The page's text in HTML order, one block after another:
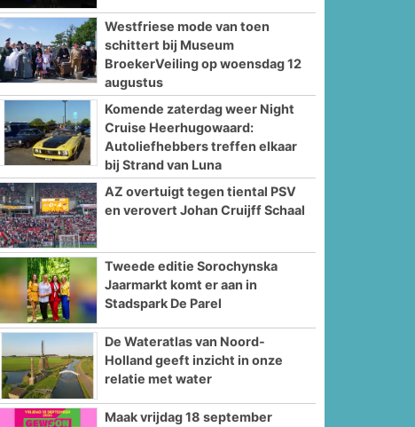
Westfriese mode van toen
schittert bij Museum
BroekerVeiling op woensdag 12
augustus
Komende zaterdag weer Night
Cruise Heerhugowaard:
Autoliefhebbers treffen elkaar
bij Strand van Luna
AZ overtuigt tegen tiental PSV
en verovert Johan Cruijff Schaal
Tweede editie Sorochynska
Jaarmarkt komt er aan in
Stadspark De Parel
De Wateratlas van Noord-
Holland geeft inzicht in onze
relatie met water
Maak vrijdag 18 september